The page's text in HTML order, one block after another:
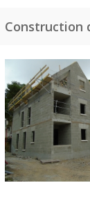
Construction